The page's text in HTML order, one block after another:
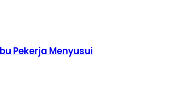
Pekerja Menyusui